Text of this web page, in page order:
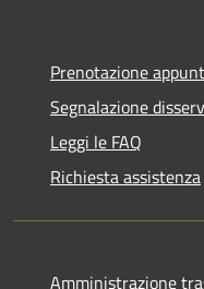
Prenotazione
Segnalazione
Leggi le FAQ
Richiesta assistenza
Amministrazione